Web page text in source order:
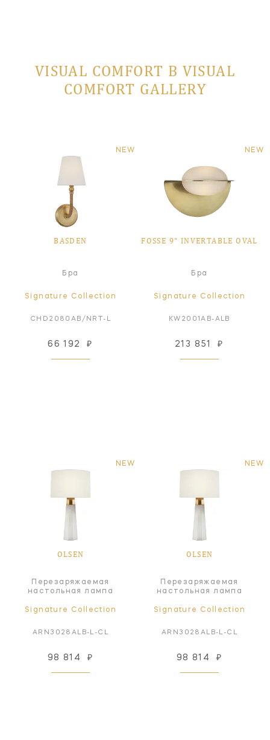
VISUAL COMFORT В VISUAL
COMFORT GALLERY
NEW
BASDEN
Бра
Signature Collection
CHD2080AB/NRT-L
66 192 ₽
NEW
FOSSE 9" INVERTABLE OVAL
Бра
Signature Collection
KW2001AB-ALB
213 851 ₽
NEW
OLSEN
Перезаряжаемая
настольная лампа
Signature Collection
ARN3028ALB-L-CL
98 814 ₽
NEW
OLSEN
Перезаряжаемая
настольная лампа
Signature Collection
ARN3028ALB-L-CL
98 814 ₽